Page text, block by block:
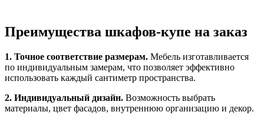
Преимущества шкафов-купе на заказ
1. Точное соответствие размерам. Мебель изготавливается
по индивидуальным замерам, что позволяет эффективно
использовать каждый сантиметр пространства.
2. Индивидуальный дизайн. Возможность выбрать
материалы, цвет фасадов, внутреннюю организацию и декор.